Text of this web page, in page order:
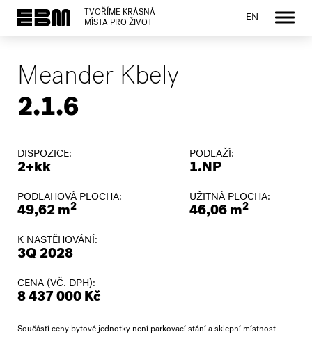
TVOŘÍME KRÁSNÁ
MÍSTA PRO ŽIVOT
EN
Meander Kbely
2.1.6
DISPOZICE:
2+kk
PODLAŽÍ:
1.NP
PODLAHOVÁ PLOCHA:
49,62 m2
UŽITNÁ PLOCHA:
46,06 m2
K NASTĚHOVÁNÍ:
3Q 2028
CENA (VČ. DPH):
8 437 000 Kč
Součástí ceny bytové jednotky není parkovací stání a sklepní místnost